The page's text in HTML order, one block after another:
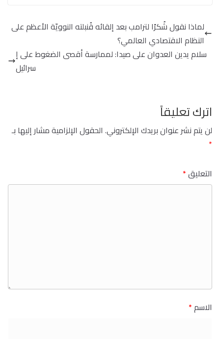
لماذا نقول شُكرًا لترامب بعد إلقائه قُنبلته النوويّة الأعظم على
النظام الاقتصادي العالمي؟
سلام يدين العدوان على صيدا: لممارسة أقصى الضغوط على إ
سرائيل
اترك تعليقاً
لن يتم نشر عنوان بريدك الإلكتروني. الحقول الإلزامية مشار إليها بـ
*
التعليق*
الاسم*